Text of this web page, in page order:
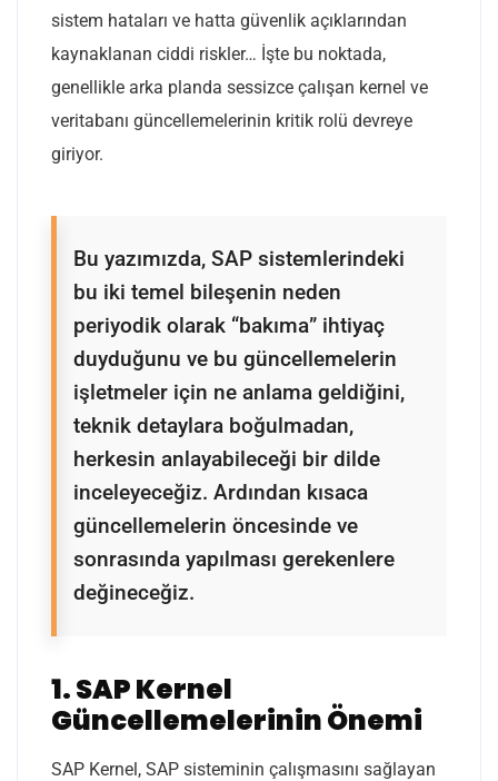
sistem hataları ve hatta güvenlik açıklarından
kaynaklanan ciddi riskler… İşte bu noktada,
genellikle arka planda sessizce çalışan kernel ve
veritabanı güncellemelerinin kritik rolü devreye
giriyor.
Bu yazımızda, SAP sistemlerindeki
bu iki temel bileşenin neden
periyodik olarak “bakıma” ihtiyaç
duyduğunu ve bu güncellemelerin
işletmeler için ne anlama geldiğini,
teknik detaylara boğulmadan,
herkesin anlayabileceği bir dilde
inceleyeceğiz. Ardından kısaca
güncellemelerin öncesinde ve
sonrasında yapılması gerekenlere
değineceğiz.
1. SAP Kernel
Güncellemelerinin Önemi
SAP Kernel, SAP sisteminin çalışmasını sağlayan